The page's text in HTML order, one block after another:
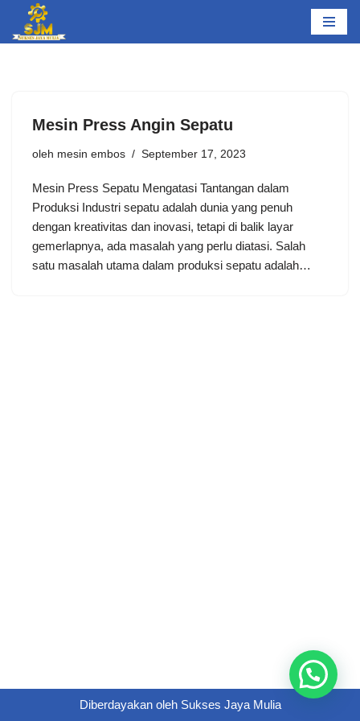
Lompat
Mesin Press Angin Sepatu
oleh mesin embos September 17, 2023
Mesin Press Sepatu Mengatasi Tantangan dalam
Produksi Industri sepatu adalah dunia yang penuh
dengan kreativitas dan inovasi, tetapi di balik layar
gemerlapnya, ada masalah yang perlu diatasi. Salah
satu masalah utama dalam produksi sepatu adalah…
Diberdayakan oleh Sukses Jaya Mulia